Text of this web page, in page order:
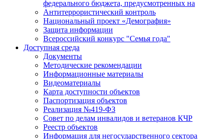
федерального бюджета, предусмотренных на
Антитеррористический контроль
Национальный проект «Демография»
Защита информации
Всероссийский конкурс "Семья года"
Доступная среда
Документы
Методические рекомендации
Информационные материалы
Видеоматериалы
Карта доступности объектов
Паспортизация объектов
Реализация №419-ФЗ
Совет по делам инвалидов и ветеранов КЧР
Реестр объектов
Информация для негосударственного сектора